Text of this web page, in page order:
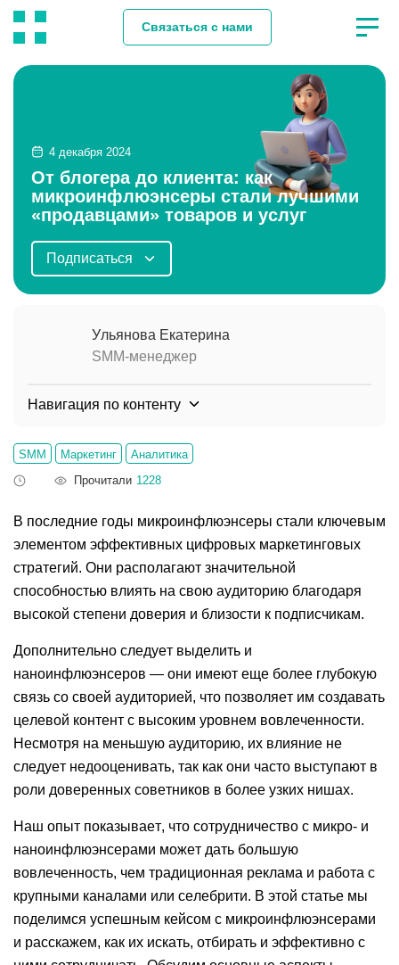
Связаться с нами
4 декабря 2024
От блогера до клиента: как
микроинфлюэнсеры стали лучшими
«продавцами» товаров и услуг
Подписаться
Прочитали 1228
SMM Маркетинг Аналитика
В последние годы микроинфлюэнсеры стали ключевым
элементом эффективных цифровых маркетинговых
стратегий. Они располагают значительной
способностью влиять на свою аудиторию благодаря
высокой степени доверия и близости к подписчикам.
Дополнительно следует выделить и
наноинфлюэнсеров — они имеют еще более глубокую
связь со своей аудиторией, что позволяет им создавать
целевой контент с высоким уровнем вовлеченности.
Несмотря на меньшую аудиторию, их влияние не
следует недооценивать, так как они часто выступают в
роли доверенных советников в более узких нишах.
Наш опыт показывает, что сотрудничество с микро- и
наноинфлюэнсерами может дать большую
вовлеченность, чем традиционная реклама и работа с
крупными каналами или селебрити. В этой статье мы
поделимся успешным кейсом с микроинфлюэнсерами
и расскажем, как их искать, отбирать и эффективно с
Ульянова Екатерина
SMM-менеджер
Навигация по контенту